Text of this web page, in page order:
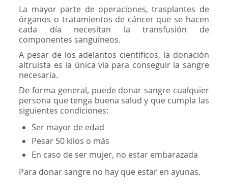
La mayor parte de operaciones, trasplantes de
órganos o tratamientos de cáncer que se hacen
cada día necesitan la transfusión de
componentes sanguíneos.
A pesar de los adelantos científicos, la donación
altruista es la única vía para conseguir la sangre
necesaria.
De forma general, puede donar sangre cualquier
persona que tenga buena salud y que cumpla las
siguientes condiciones:
Ser mayor de edad
Pesar 50 kilos o más
En caso de ser mujer, no estar embarazada
Para donar sangre no hay que estar en ayunas.